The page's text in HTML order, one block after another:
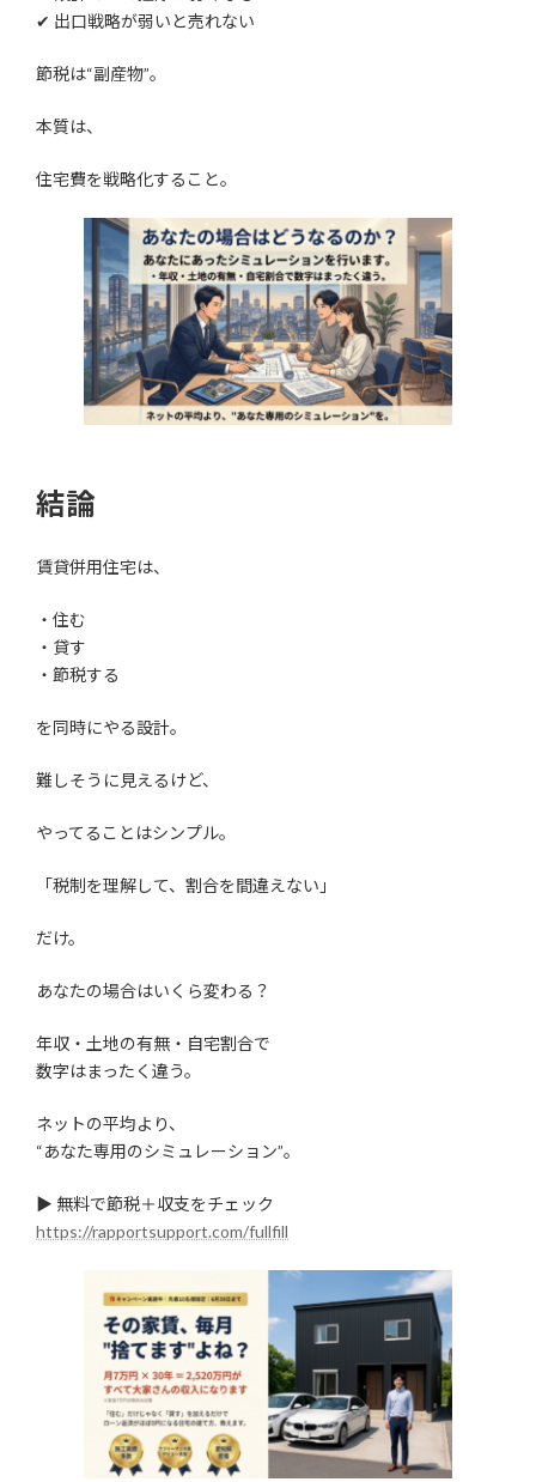
✔ 出口戦略が弱いと売れない
節税は“副産物”。
本質は、
住宅費を戦略化すること。
結論
賃貸併用住宅は、
・住む
・貸す
・節税する
を同時にやる設計。
難しそうに見えるけど、
やってることはシンプル。
「税制を理解して、割合を間違えない」
だけ。
あなたの場合はいくら変わる？
年収・土地の有無・自宅割合で
数字はまったく違う。
ネットの平均より、
“あなた専用のシミュレーション”。
▶︎ 無料で節税＋収支をチェック
https://rapportsupport.com/fullfill